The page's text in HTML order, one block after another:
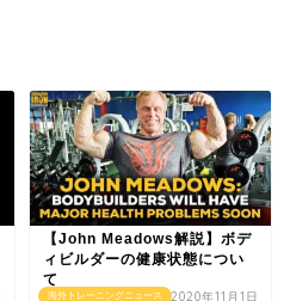
海外トレーニングニュース
【John Meadows解説】ボデ
ィビルダーの健康状態につい
て
2020年11月1日